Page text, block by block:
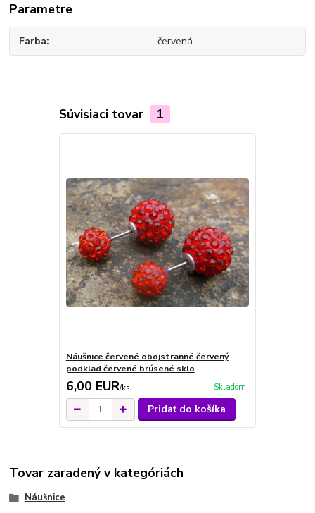
Parametre
Farba červená
Súvisiaci tovar 1
Náušnice červené obojstranné červený
podklad červené brúsené sklo
6,00 EUR/ks Skladom
Pridať do košíka
Tovar zaradený v kategóriách
Náušnice